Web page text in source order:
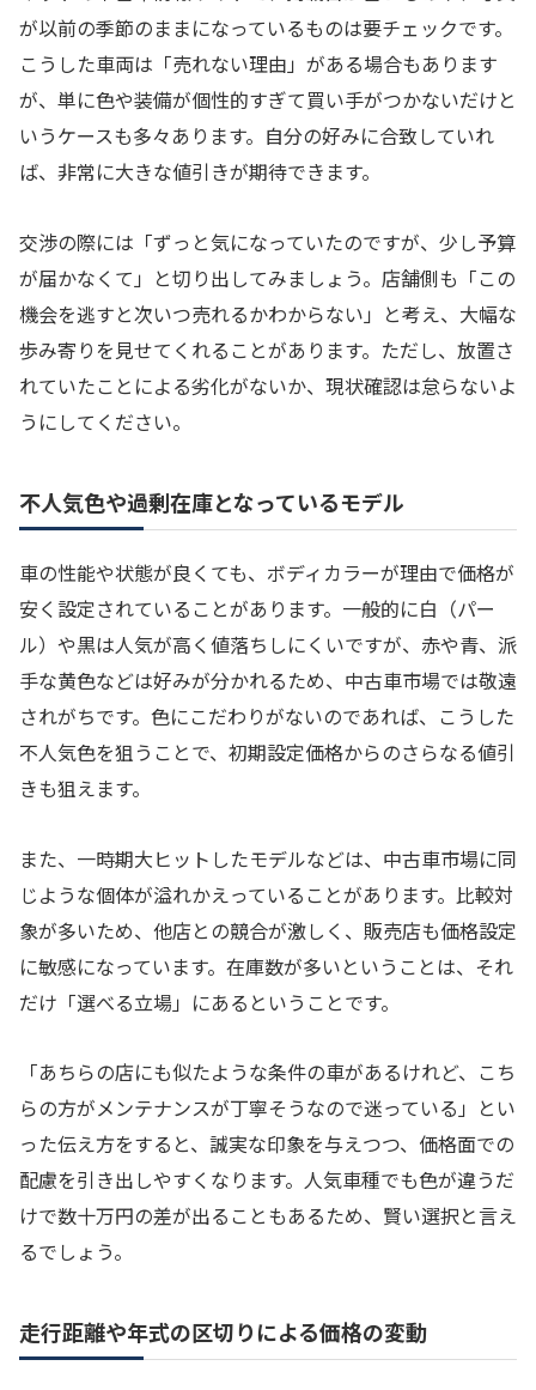
が以前の季節のままになっているものは要チェックです。
こうした車両は「売れない理由」がある場合もあります
が、単に色や装備が個性的すぎて買い手がつかないだけと
いうケースも多々あります。自分の好みに合致していれ
ば、非常に大きな値引きが期待できます。
交渉の際には「ずっと気になっていたのですが、少し予算
が届かなくて」と切り出してみましょう。店舗側も「この
機会を逃すと次いつ売れるかわからない」と考え、大幅な
歩み寄りを見せてくれることがあります。ただし、放置さ
れていたことによる劣化がないか、現状確認は怠らないよ
うにしてください。
不人気色や過剰在庫となっているモデル
車の性能や状態が良くても、ボディカラーが理由で価格が
安く設定されていることがあります。一般的に白（パー
ル）や黒は人気が高く値落ちしにくいですが、赤や青、派
手な黄色などは好みが分かれるため、中古車市場では敬遠
されがちです。色にこだわりがないのであれば、こうした
不人気色を狙うことで、初期設定価格からのさらなる値引
きも狙えます。
また、一時期大ヒットしたモデルなどは、中古車市場に同
じような個体が溢れかえっていることがあります。比較対
象が多いため、他店との競合が激しく、販売店も価格設定
に敏感になっています。在庫数が多いということは、それ
だけ「選べる立場」にあるということです。
「あちらの店にも似たような条件の車があるけれど、こち
らの方がメンテナンスが丁寧そうなので迷っている」とい
った伝え方をすると、誠実な印象を与えつつ、価格面での
配慮を引き出しやすくなります。人気車種でも色が違うだ
けで数十万円の差が出ることもあるため、賢い選択と言え
るでしょう。
走行距離や年式の区切りによる価格の変動